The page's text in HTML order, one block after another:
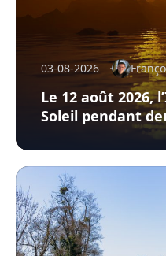
03-08-2026
Le 12 août 2026,
Soleil pendant